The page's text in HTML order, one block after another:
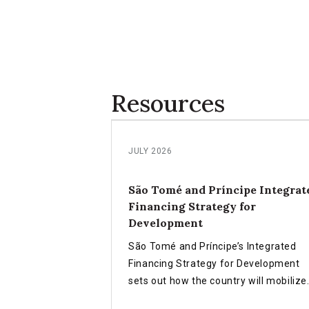
Resources
JULY 2026
São Tomé and Príncipe
Financing Strategy for
Development
São Tomé and Príncipe’s Integrated
Financing Strategy for Development
sets out how the country will mobilize